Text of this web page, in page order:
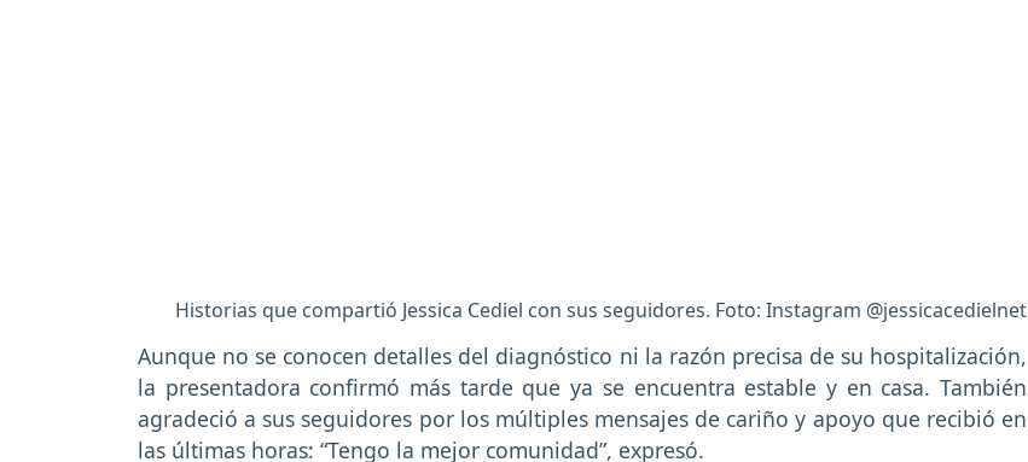
Historias que compartió Jessica Cediel con sus seguidores. Foto: Instagram @jessicacedielnet
Aunque no se conocen detalles del diagnóstico ni la razón precisa de su hospitalización,
la presentadora confirmó más tarde que ya se encuentra estable y en casa. También
agradeció a sus seguidores por los múltiples mensajes de cariño y apoyo que recibió en
las últimas horas: “Tengo la mejor comunidad”, expresó.